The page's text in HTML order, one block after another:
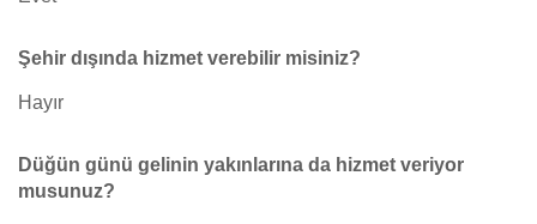
Şehir dışında hizmet verebilir misiniz?
Hayır
Düğün günü gelinin yakınlarına da hizmet veriyor
musunuz?